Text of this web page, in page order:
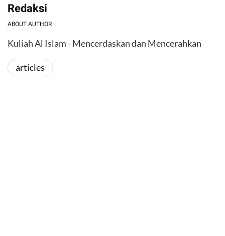
Redaksi
ABOUT AUTHOR
Kuliah Al Islam - Mencerdaskan dan Mencerahkan
articles